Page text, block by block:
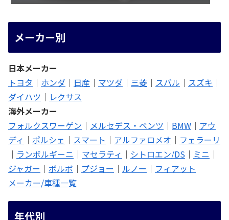
メーカー別
日本メーカー
トヨタ ｜ ホンダ ｜ 日産 ｜ マツダ ｜ 三菱 ｜ スバル ｜ スズキ ｜
ダイハツ ｜ レクサス
海外メーカー
フォルクスワーゲン ｜ メルセデス・ベンツ ｜ BMW ｜ アウ
ディ ｜ ポルシェ ｜ スマート ｜ アルファロメオ ｜ フェラーリ
｜ ランボルギーニ ｜ マセラティ ｜ シトロエン/DS ｜ ミニ ｜
ジャガー ｜ ボルボ ｜ プジョー ｜ ルノー ｜ フィアット
メーカー/車種一覧
年代別